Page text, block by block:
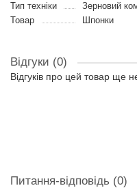
Тип техніки
Зерновий
Товар
Шпонки
Відгуки (0)
Відгуків про цей товар ще
Питання-відповідь (0)